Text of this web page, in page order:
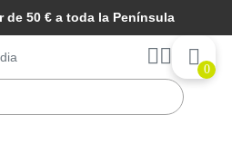
de 50 € a toda la Península
0
Marihuana